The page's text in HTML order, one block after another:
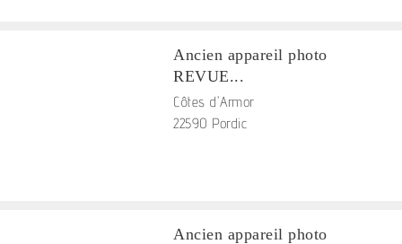
Ancien appareil photo
REVUE...
Côtes d'Armor
22590 Pordic
Ancien appareil photo